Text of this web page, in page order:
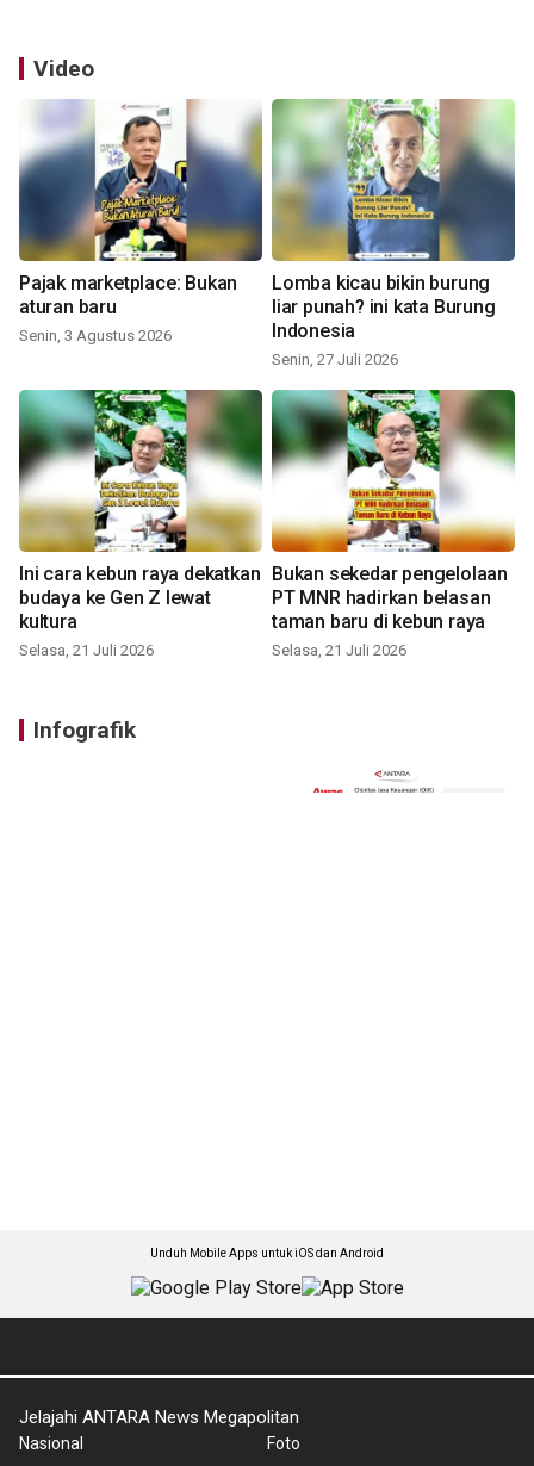
Video
Pajak marketplace: Bukan
aturan baru
Senin, 3 Agustus 2026
Lomba kicau bikin burung
liar punah? ini kata Burung
Indonesia
Senin, 27 Juli 2026
Ini cara kebun raya dekatkan
budaya ke Gen Z lewat
kultura
Selasa, 21 Juli 2026
Bukan sekedar pengelolaan
PT MNR hadirkan belasan
taman baru di kebun raya
Selasa, 21 Juli 2026
Infografik
Unduh Mobile Apps untuk iOS dan Android
Jelajahi ANTARA News Megapolitan
Nasional
Foto